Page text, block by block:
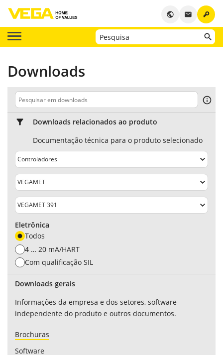
key
email
public
Downloads
Downloads relacionados ao produto
Documentação técnica para o produto selecionado
Eletrônica
Todos
4 … 20 mA/HART
Com qualificação SIL
Downloads gerais
Informações da empresa e dos setores, software
independente do produto e outros documentos.
Brochuras
Software